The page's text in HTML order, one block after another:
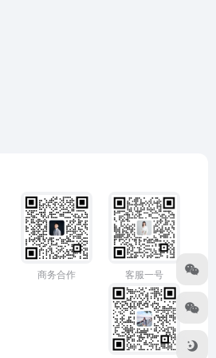
商务合作 客服一号